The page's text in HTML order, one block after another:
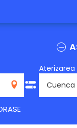
Aterizarea